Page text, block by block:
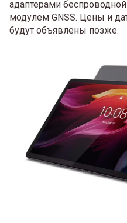
адаптерами
модулем GNSS. Цены и
будут объявлены позже.